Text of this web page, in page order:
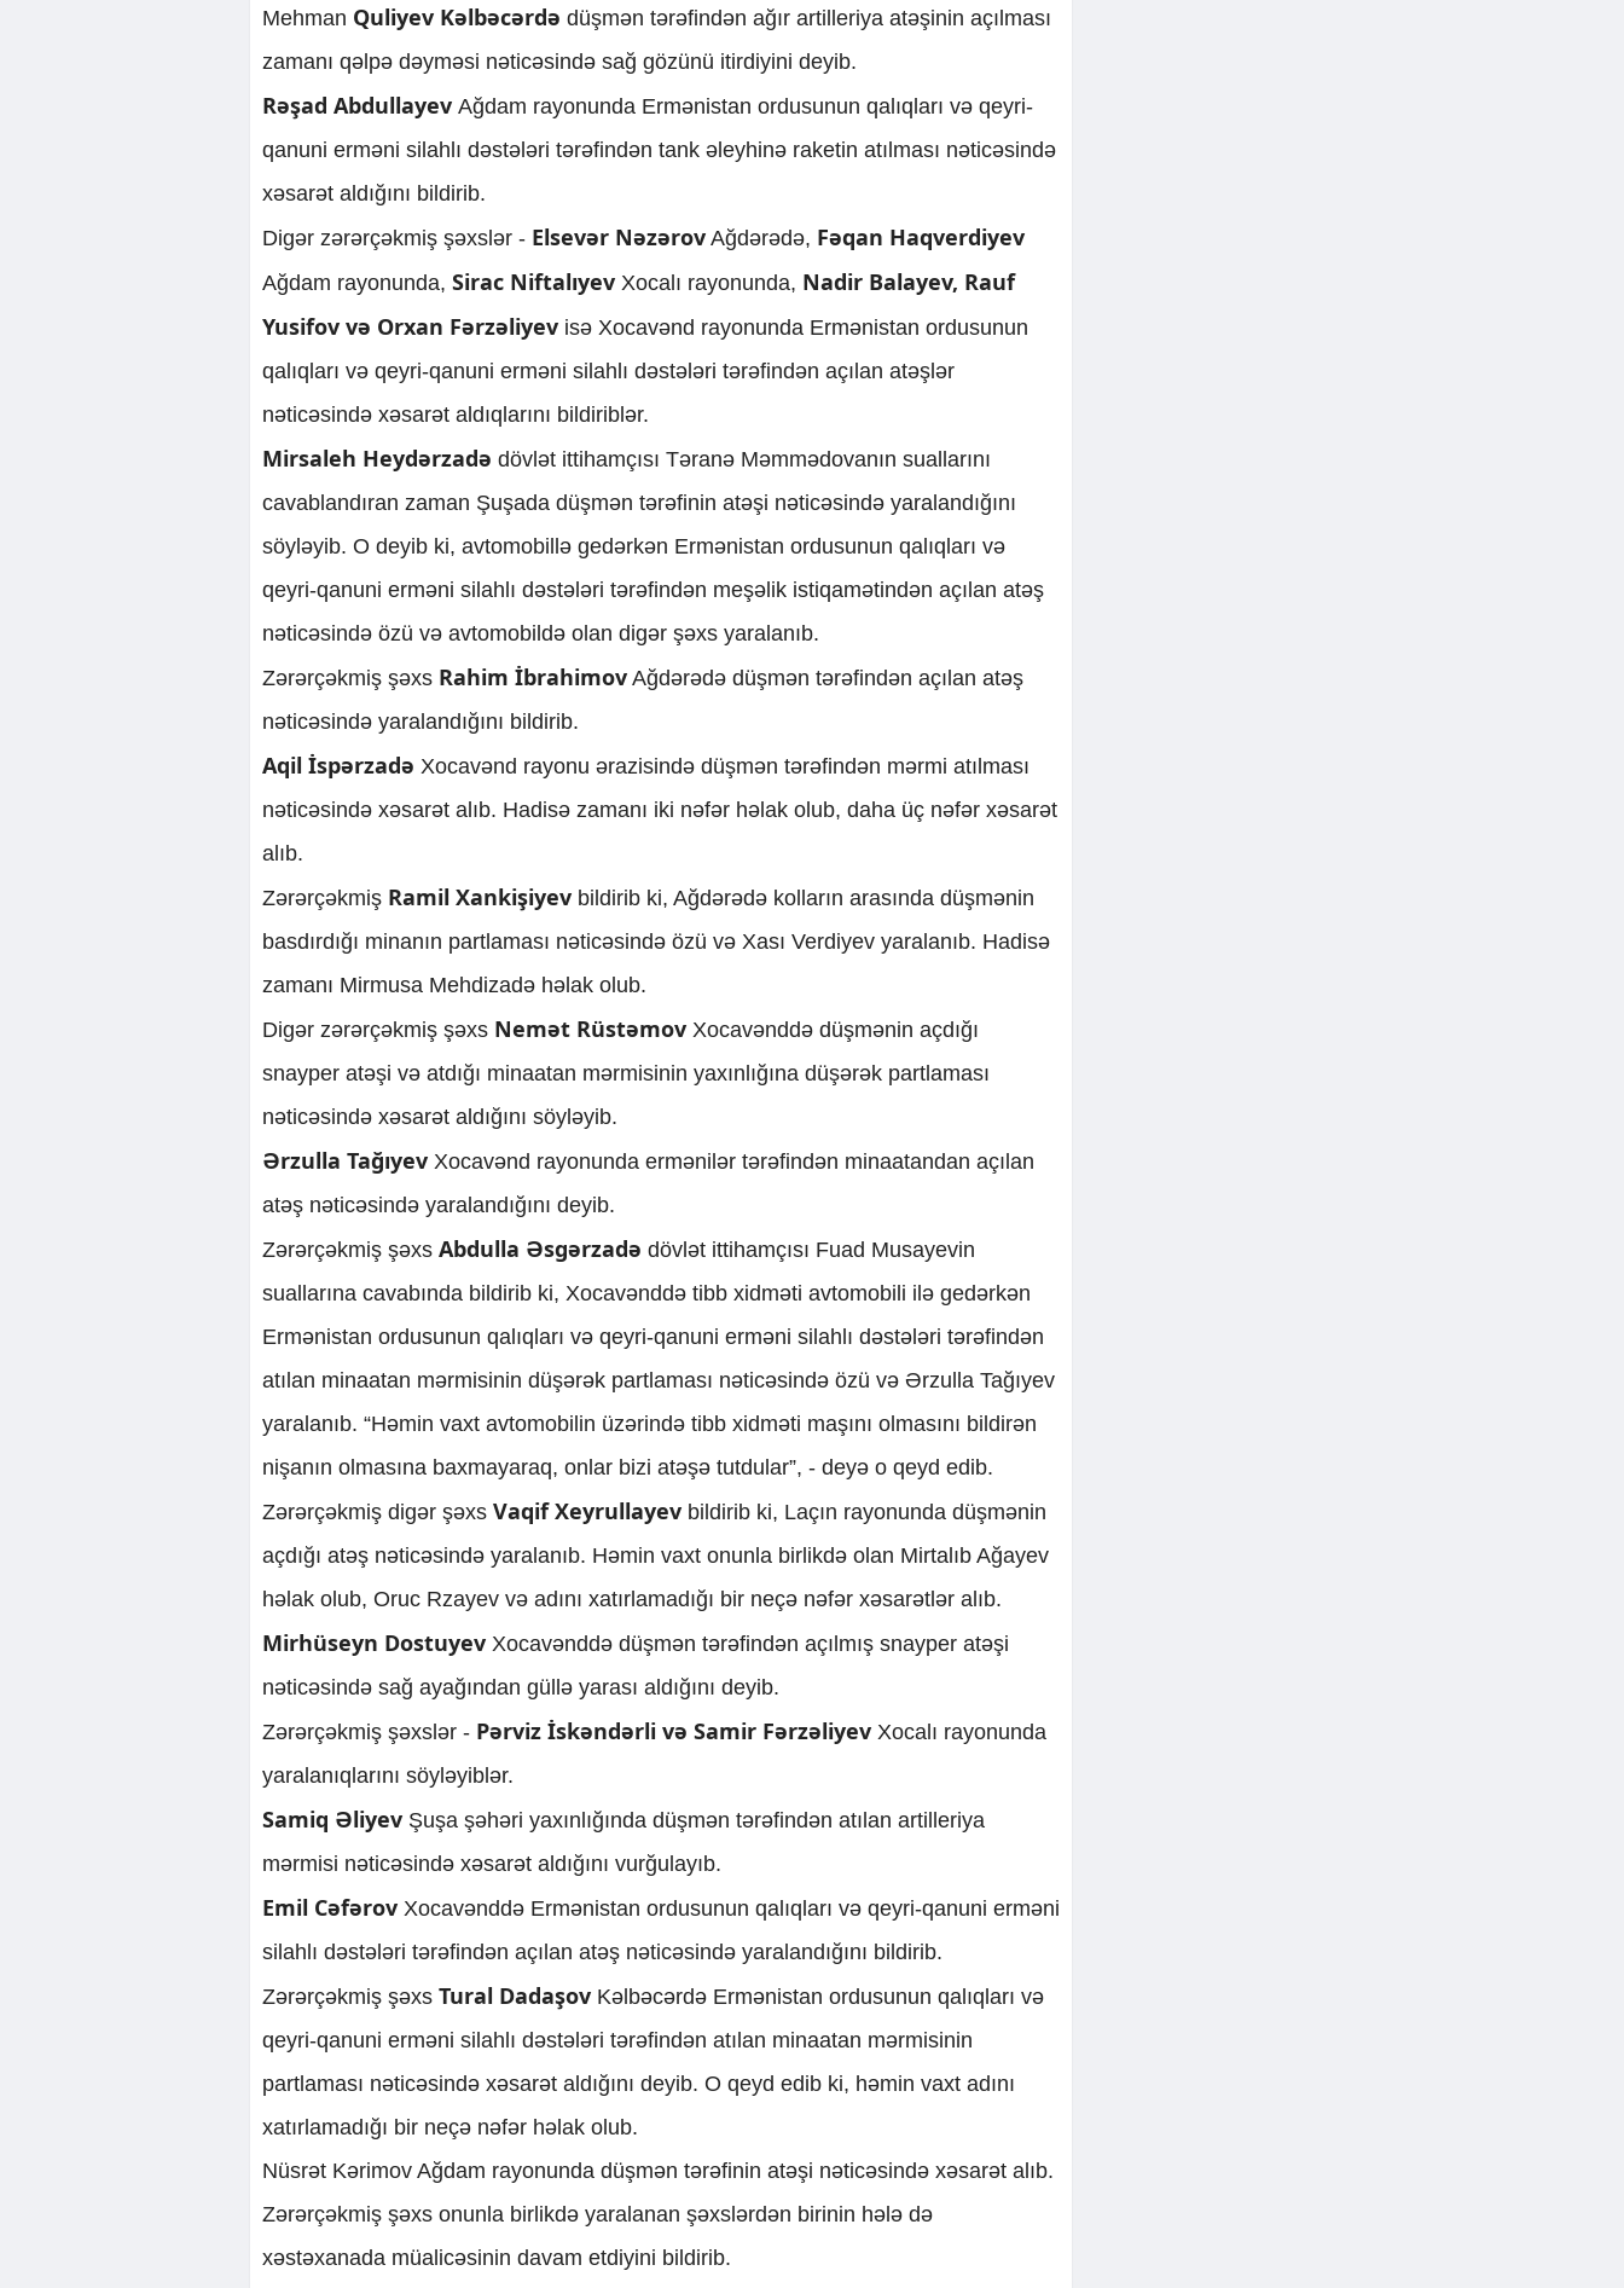
Mehman Quliyev Kəlbəcərdə düşmən tərəfindən ağır artilleriya atəşinin açılması
zamanı qəlpə dəyməsi nəticəsində sağ gözünü itirdiyini deyib.
Rəşad Abdullayev Ağdam rayonunda Ermənistan ordusunun qalıqları və qeyri-
qanuni erməni silahlı dəstələri tərəfindən tank əleyhinə raketin atılması nəticəsində
xəsarət aldığını bildirib.
Digər zərərçəkmiş şəxslər - Elsevər Nəzərov Ağdərədə, Fəqan Haqverdiyev
Ağdam rayonunda, Sirac Niftalıyev Xocalı rayonunda, Nadir Balayev, Rauf
Yusifov və Orxan Fərzəliyev isə Xocavənd rayonunda Ermənistan ordusunun
qalıqları və qeyri-qanuni erməni silahlı dəstələri tərəfindən açılan atəşlər
nəticəsində xəsarət aldıqlarını bildiriblər.
Mirsaleh Heydərzadə dövlət ittihamçısı Təranə Məmmədovanın suallarını
cavablandıran zaman Şuşada düşmən tərəfinin atəşi nəticəsində yaralandığını
söyləyib. O deyib ki, avtomobillə gedərkən Ermənistan ordusunun qalıqları və
qeyri-qanuni erməni silahlı dəstələri tərəfindən meşəlik istiqamətindən açılan atəş
nəticəsində özü və avtomobildə olan digər şəxs yaralanıb.
Zərərçəkmiş şəxs Rahim İbrahimov Ağdərədə düşmən tərəfindən açılan atəş
nəticəsində yaralandığını bildirib.
Aqil İspərzadə Xocavənd rayonu ərazisində düşmən tərəfindən mərmi atılması
nəticəsində xəsarət alıb. Hadisə zamanı iki nəfər həlak olub, daha üç nəfər xəsarət
alıb.
Zərərçəkmiş Ramil Xankişiyev bildirib ki, Ağdərədə kolların arasında düşmənin
basdırdığı minanın partlaması nəticəsində özü və Xası Verdiyev yaralanıb. Hadisə
zamanı Mirmusa Mehdizadə həlak olub.
Digər zərərçəkmiş şəxs Nemət Rüstəmov Xocavənddə düşmənin açdığı
snayper atəşi və atdığı minaatan mərmisinin yaxınlığına düşərək partlaması
nəticəsində xəsarət aldığını söyləyib.
Ərzulla Tağıyev Xocavənd rayonunda ermənilər tərəfindən minaatandan açılan
atəş nəticəsində yaralandığını deyib.
Zərərçəkmiş şəxs Abdulla Əsgərzadə dövlət ittihamçısı Fuad Musayevin
suallarına cavabında bildirib ki, Xocavənddə tibb xidməti avtomobili ilə gedərkən
Ermənistan ordusunun qalıqları və qeyri-qanuni erməni silahlı dəstələri tərəfindən
atılan minaatan mərmisinin düşərək partlaması nəticəsində özü və Ərzulla Tağıyev
yaralanıb. “Həmin vaxt avtomobilin üzərində tibb xidməti maşını olmasını bildirən
nişanın olmasına baxmayaraq, onlar bizi atəşə tutdular”, - deyə o qeyd edib.
Zərərçəkmiş digər şəxs Vaqif Xeyrullayev bildirib ki, Laçın rayonunda düşmənin
açdığı atəş nəticəsində yaralanıb. Həmin vaxt onunla birlikdə olan Mirtalıb Ağayev
həlak olub, Oruc Rzayev və adını xatırlamadığı bir neçə nəfər xəsarətlər alıb.
Mirhüseyn Dostuyev Xocavənddə düşmən tərəfindən açılmış snayper atəşi
nəticəsində sağ ayağından güllə yarası aldığını deyib.
Zərərçəkmiş şəxslər - Pərviz İskəndərli və Samir Fərzəliyev Xocalı rayonunda
yaralanıqlarını söyləyiblər.
Samiq Əliyev Şuşa şəhəri yaxınlığında düşmən tərəfindən atılan artilleriya
mərmisi nəticəsində xəsarət aldığını vurğulayıb.
Emil Cəfərov Xocavənddə Ermənistan ordusunun qalıqları və qeyri-qanuni erməni
silahlı dəstələri tərəfindən açılan atəş nəticəsində yaralandığını bildirib.
Zərərçəkmiş şəxs Tural Dadaşov Kəlbəcərdə Ermənistan ordusunun qalıqları və
qeyri-qanuni erməni silahlı dəstələri tərəfindən atılan minaatan mərmisinin
partlaması nəticəsində xəsarət aldığını deyib. O qeyd edib ki, həmin vaxt adını
xatırlamadığı bir neçə nəfər həlak olub.
Nüsrət Kərimov Ağdam rayonunda düşmən tərəfinin atəşi nəticəsində xəsarət alıb.
Zərərçəkmiş şəxs onunla birlikdə yaralanan şəxslərdən birinin hələ də
xəstəxanada müalicəsinin davam etdiyini bildirib.